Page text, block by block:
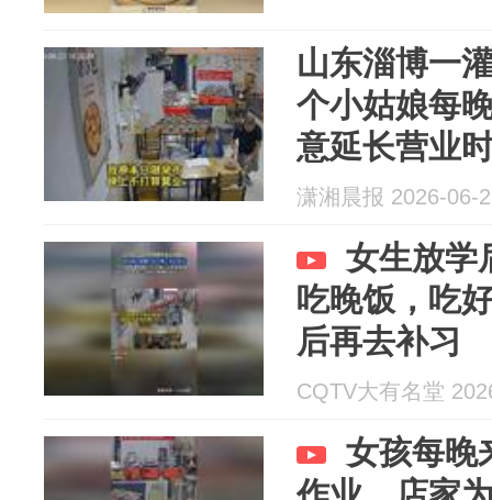
山东淄博一
个小姑娘每
意延长营业
是一种缘分
潇湘晨报 2026-06-
女生放学
吃晚饭，吃
后再去补习
CQTV大有名堂
女孩每晚